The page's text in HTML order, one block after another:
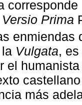
Versio Prima
enmiendas
Vulgata,
el
más